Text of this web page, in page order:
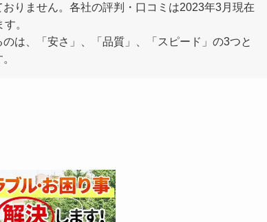
りません。各社の評判・口コミは2023年3月現在
。
は、「安さ」、「品質」、「スピード」の3つと